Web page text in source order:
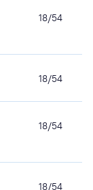
18/54
18/54
18/54
18/54